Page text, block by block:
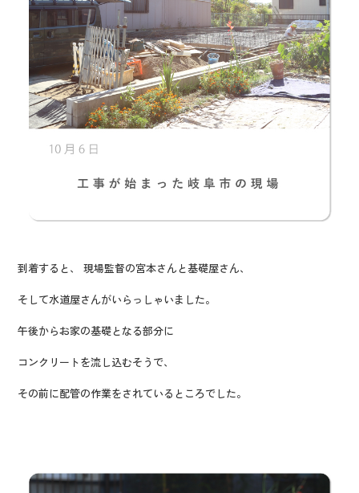
到着すると、 現場監督の宮本さんと基礎屋さん、
そして水道屋さんがいらっしゃいました。
午後からお家の基礎となる部分に
コンクリートを流し込むそうで、
その前に配管の作業をされているところでした。